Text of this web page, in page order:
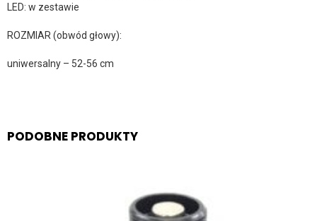
LED: w zestawie
ROZMIAR (obwód głowy):
uniwersalny – 52-56 cm
PODOBNE PRODUKTY